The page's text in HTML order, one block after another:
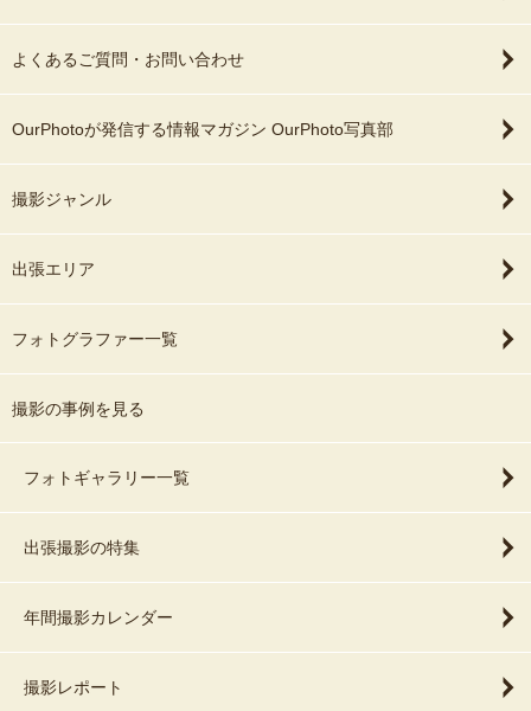
よくあるご質問・お問い合わせ
OurPhotoが発信する情報マガジン OurPhoto写真部
撮影ジャンル
出張エリア
フォトグラファー一覧
撮影の事例を見る
フォトギャラリー一覧
出張撮影の特集
年間撮影カレンダー
撮影レポート